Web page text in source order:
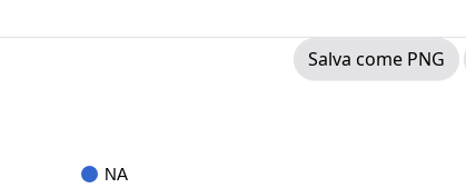
Salva come PNG
NA